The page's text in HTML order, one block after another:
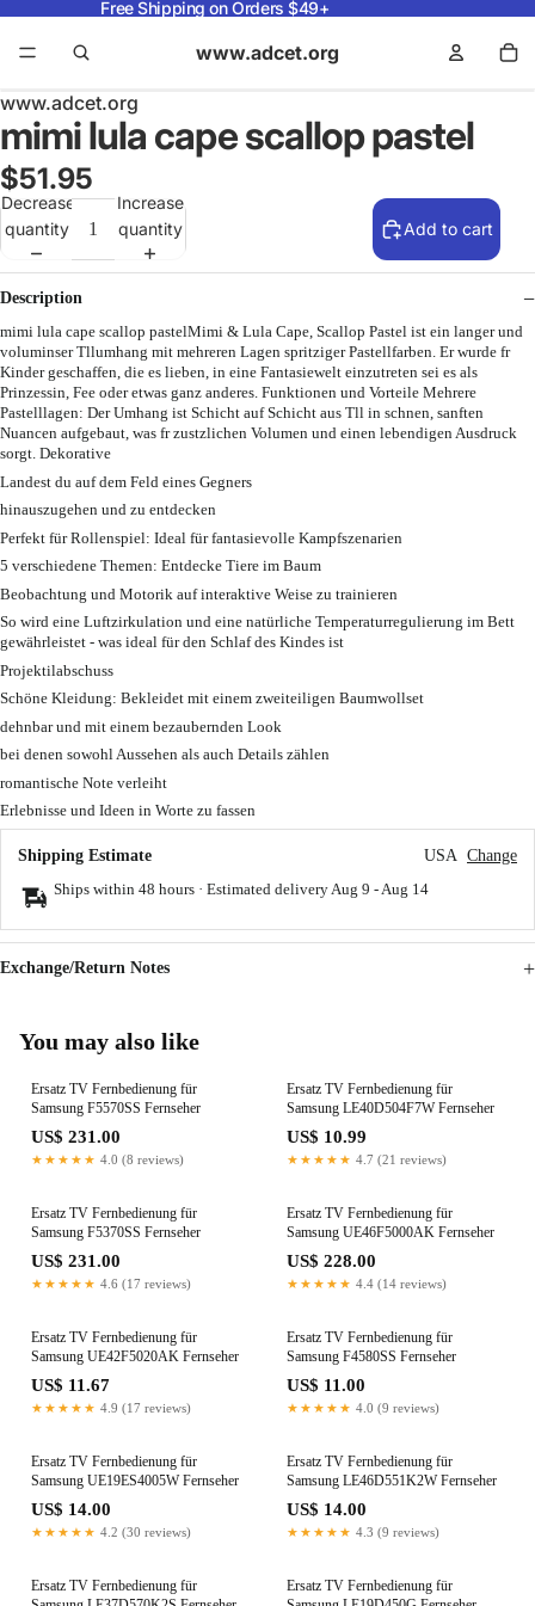
Free Shipping on Orders $49+
www.adcet.org
www.adcet.org
mimi lula cape scallop pastel
$51.95
Decrease
quantity
Increase
quantity
Add to cart
Description
mimi lula cape scallop pastelMimi & Lula Cape, Scallop Pastel ist ein langer und
voluminser Tllumhang mit mehreren Lagen spritziger Pastellfarben. Er wurde fr
Kinder geschaffen, die es lieben, in eine Fantasiewelt einzutreten sei es als
Prinzessin, Fee oder etwas ganz anderes. Funktionen und Vorteile Mehrere
Pastelllagen: Der Umhang ist Schicht auf Schicht aus Tll in schnen, sanften
Nuancen aufgebaut, was fr zustzlichen Volumen und einen lebendigen Ausdruck
sorgt. Dekorative
Landest du auf dem Feld eines Gegners
hinauszugehen und zu entdecken
Perfekt für Rollenspiel: Ideal für fantasievolle Kampfszenarien
5 verschiedene Themen: Entdecke Tiere im Baum
Beobachtung und Motorik auf interaktive Weise zu trainieren
So wird eine Luftzirkulation und eine natürliche Temperaturregulierung im Bett
gewährleistet - was ideal für den Schlaf des Kindes ist
Projektilabschuss
Schöne Kleidung: Bekleidet mit einem zweiteiligen Baumwollset
dehnbar und mit einem bezaubernden Look
bei denen sowohl Aussehen als auch Details zählen
romantische Note verleiht
Erlebnisse und Ideen in Worte zu fassen
Shipping Estimate USA Change
Ships within 48 hours · Estimated delivery Aug 9 - Aug 14
Exchange/Return Notes
You may also like
Ersatz TV Fernbedienung für
Samsung F5570SS Fernseher
US$ 231.00
★★★★★ 4.0 (8 reviews)
Ersatz TV Fernbedienung für
Samsung LE40D504F7W Fernseher
US$ 10.99
★★★★★ 4.7 (21 reviews)
Ersatz TV Fernbedienung für
Samsung F5370SS Fernseher
US$ 231.00
★★★★★ 4.6 (17 reviews)
Ersatz TV Fernbedienung für
Samsung UE46F5000AK Fernseher
US$ 228.00
★★★★★ 4.4 (14 reviews)
Ersatz TV Fernbedienung für
Samsung UE42F5020AK Fernseher
US$ 11.67
★★★★★ 4.9 (17 reviews)
Ersatz TV Fernbedienung für
Samsung F4580SS Fernseher
US$ 11.00
★★★★★ 4.0 (9 reviews)
Ersatz TV Fernbedienung für
Samsung UE19ES4005W Fernseher
US$ 14.00
★★★★★ 4.2 (30 reviews)
Ersatz TV Fernbedienung für
Samsung LE46D551K2W Fernseher
US$ 14.00
★★★★★ 4.3 (9 reviews)
Ersatz TV Fernbedienung für
Ersatz TV Fernbedienung für